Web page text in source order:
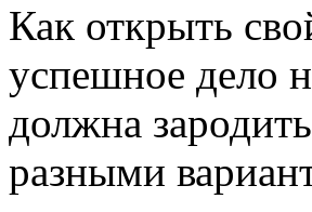
Как открыть
успешное дело
должна
разными